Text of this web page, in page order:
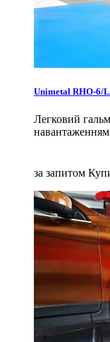
Unimetal RHO-6/L
Легковий
за запитом